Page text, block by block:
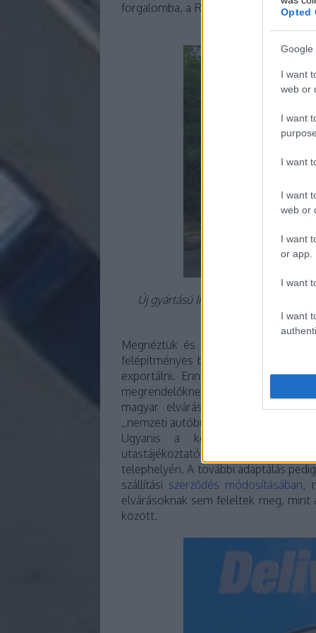
Opted
Google
I want
web or
I want
I want
I want
web or
I want
or app.
I want
I want
forgalomba, a Rába által leszállított,
Új gyártású Ikarus busz. A Rába
versenyképes áron
Megnéztük és láttuk, hogy a Rába
felépítményes buszokat exportál, de
exportálni. Ennek az okát maga
megrendelőknek”. A mondat többi
magyar elvárások szerinti
,,nemzeti autóbuszhoz” méltatlanul
Ugyanis a korábbi
utastájékoztató beszerelést sem a
telephelyén. A további adaptálás
szállítási szerződés módosításában,
elvárásoknak sem feleltek meg,
között.